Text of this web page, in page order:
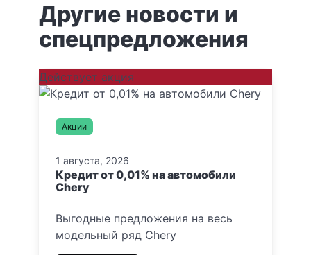
Другие новости и
спецпредложения
Действует акция
Акции
1 августа, 2026
Кредит от 0,01% на автомобили
Chery
Выгодные предложения на весь
модельный ряд Chery